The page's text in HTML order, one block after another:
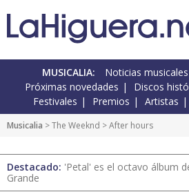
MUSICALIA: Noticias musicales
Próximas novedades
Discos
Festivales
Premios Artistas
Musicalia >The Weeknd > After hours
Destacado: 'Petal' es el octavo álbum
Grande